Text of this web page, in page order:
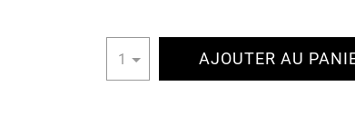
1 AJOUTER AU